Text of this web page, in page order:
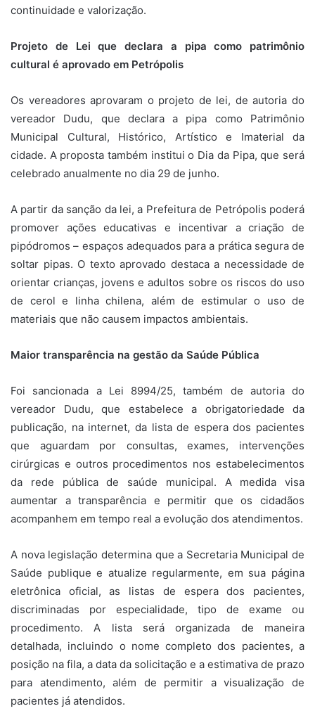
continuidade e valorização.
Projeto de Lei que declara a pipa como patrimônio
cultural é aprovado em Petrópolis
Os vereadores aprovaram o projeto de lei, de autoria do
vereador Dudu, que declara a pipa como Patrimônio
Municipal Cultural, Histórico, Artístico e Imaterial da
cidade. A proposta também institui o Dia da Pipa, que será
celebrado anualmente no dia 29 de junho.
A partir da sanção da lei, a Prefeitura de Petrópolis poderá
promover ações educativas e incentivar a criação de
pipódromos – espaços adequados para a prática segura de
soltar pipas. O texto aprovado destaca a necessidade de
orientar crianças, jovens e adultos sobre os riscos do uso
de cerol e linha chilena, além de estimular o uso de
materiais que não causem impactos ambientais.
Maior transparência na gestão da Saúde Pública
Foi sancionada a Lei 8994/25, também de autoria do
vereador Dudu, que estabelece a obrigatoriedade da
publicação, na internet, da lista de espera dos pacientes
que aguardam por consultas, exames, intervenções
cirúrgicas e outros procedimentos nos estabelecimentos
da rede pública de saúde municipal. A medida visa
aumentar a transparência e permitir que os cidadãos
acompanhem em tempo real a evolução dos atendimentos.
A nova legislação determina que a Secretaria Municipal de
Saúde publique e atualize regularmente, em sua página
eletrônica oficial, as listas de espera dos pacientes,
discriminadas por especialidade, tipo de exame ou
procedimento. A lista será organizada de maneira
detalhada, incluindo o nome completo dos pacientes, a
posição na fila, a data da solicitação e a estimativa de prazo
para atendimento, além de permitir a visualização de
pacientes já atendidos.